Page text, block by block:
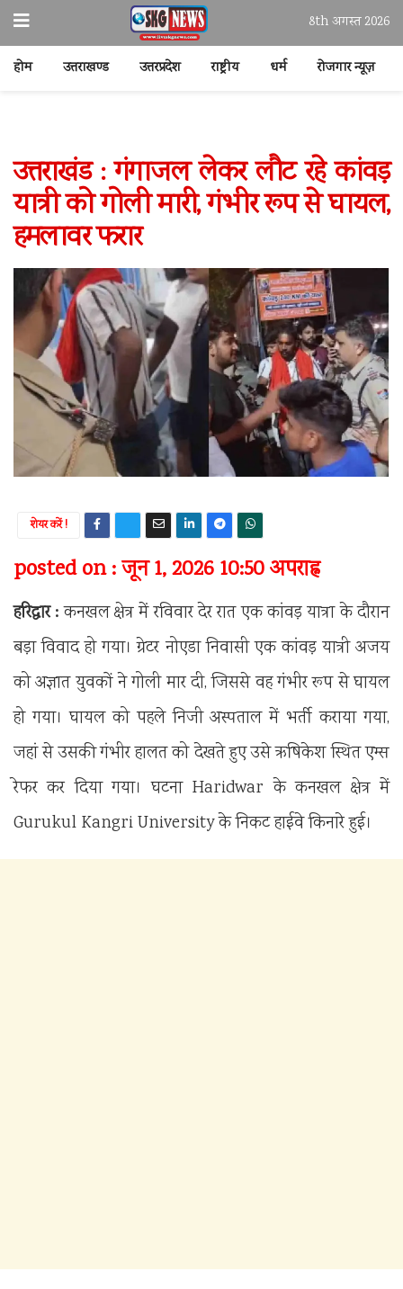
8th अगस्त 2026
होम उत्तराखण्ड उत्तरप्रदेश राष्ट्रीय धर्म रोजगार न्यूज़
उत्तराखंड : गंगाजल लेकर लौट रहे कांवड़
यात्री को गोली मारी, गंभीर रूप से घायल,
हमलावर फरार
शेयर करें !
posted on : जून 1, 2026 10:50 अपराह्न
हरिद्वार :कनखल क्षेत्र में रविवार देर रात एक कांवड़ यात्रा के दौरान
बड़ा विवाद हो गया। ग्रेटर नोएडा निवासी एक कांवड़ यात्री अजय
को अज्ञात युवकों ने गोली मार दी, जिससे वह गंभीर रूप से घायल
हो गया। घायल को पहले निजी अस्पताल में भर्ती कराया गया,
जहां से उसकी गंभीर हालत को देखते हुए उसे ऋषिकेश स्थित एम्स
रेफर कर दिया गया। घटना Haridwar के कनखल क्षेत्र में
Gurukul Kangri Universityके निकट हाईवे किनारे हुई।